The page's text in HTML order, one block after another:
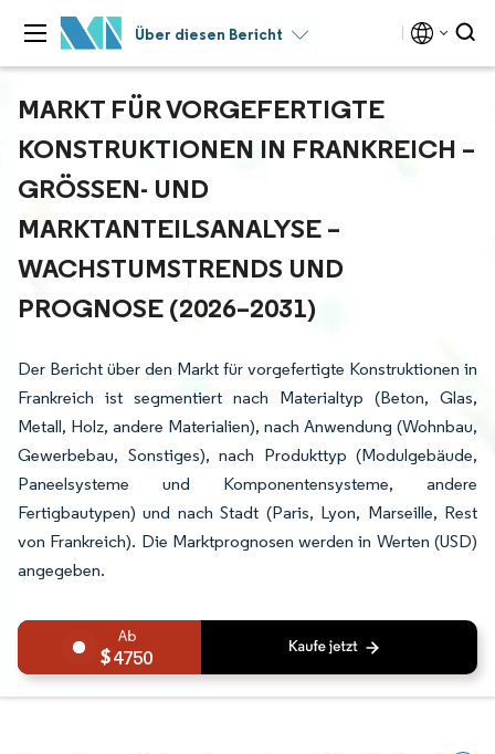
Über diesen Bericht
MARKT FÜR VORGEFERTIGTE
KONSTRUKTIONEN IN FRANKREICH –
GRÖSSEN- UND M
ARKTANTEILSANALYSE – W
ACHSTUMSTRENDS UND P
ROGNOSE (2026–2031)
Der Bericht über den Markt für vorgefertigte Konstruktionen in
Frankreich ist segmentiert nach Materialtyp (Beton, Glas,
Metall, Holz, andere Materialien), nach Anwendung (Wohnbau,
Gewerbebau, Sonstiges), nach Produkttyp (Modulgebäude,
Paneelsysteme und Komponentensysteme, andere
Fertigbautypen) und nach Stadt (Paris, Lyon, Marseille, Rest
von Frankreich). Die Marktprognosen werden in Werten (USD)
angegeben.
4750